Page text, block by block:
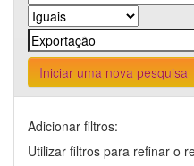
Iniciar uma nova pesquisa
Adicionar filtros:
Utilizar filtros para refinar o